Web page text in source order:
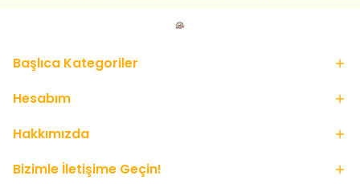
Başlıca Kategoriler
Hesabım
Hakkımızda
Bizimle İletişime Geçin!